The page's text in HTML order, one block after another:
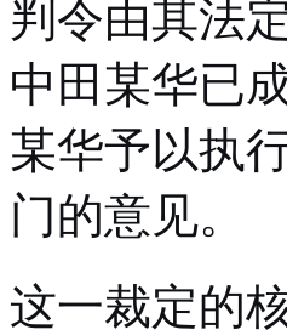
判令由其法
中田某华已
某华予以执
门的意见。
这一裁定的